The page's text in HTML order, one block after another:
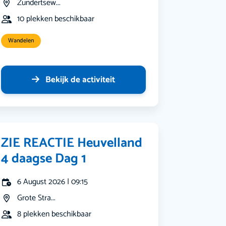
Zundertsew...
10 plekken beschikbaar
Wandelen
Bekijk de activiteit
ZIE REACTIE Heuvelland
4 daagse Dag 1
6 August 2026 | 09:15
Grote Stra...
8 plekken beschikbaar